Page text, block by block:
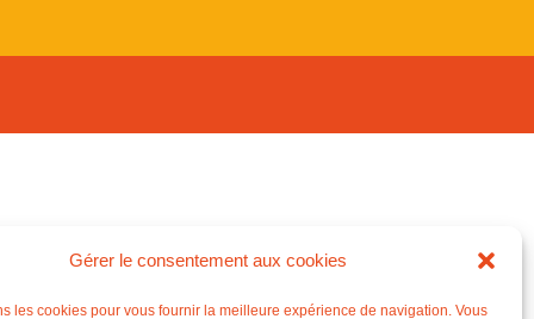
Gérer le consentement aux cookies
les cookies pour vous fournir la meilleure expérience de navigation. Vous